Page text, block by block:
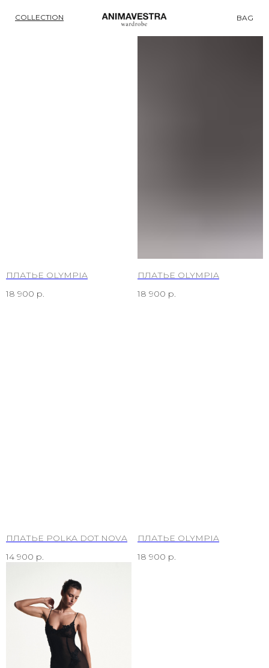
BAG
COLLECTION
ПЛАТЬЕ OLYMPIA
18 900 р.
ПЛАТЬЕ OLYMPIA
18 900 р.
ПЛАТЬЕ POLKA DOT NOVA
14 900 р.
ПЛАТЬЕ OLYMPIA
18 900 р.